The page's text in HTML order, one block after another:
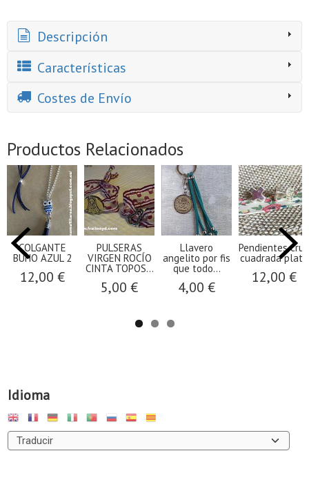
Idioma
Descripción
Características
Costes de Envío
Productos Relacionados
COLGANTE
BÚHO AZUL 2
12,00 €
PULSERAS
VIRGEN ROCÍO
CINTA TOPOS...
5,00 €
Llavero
angelito por fis
que todo...
4,00 €
Pendientes cruz
cuadrada plata
12,00 €